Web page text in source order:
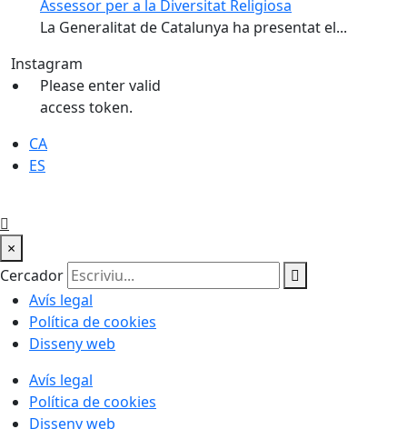
Assessor per a la Diversitat Religiosa
La Generalitat de Catalunya ha presentat el...
Instagram
Please enter valid
access token.
CA
ES
×
Cercador
Avís legal
Política de cookies
Disseny web
Avís legal
Política de cookies
Disseny web